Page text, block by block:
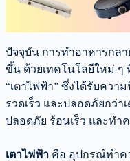
ปัจจุบัน การทำอาหารกลา
ขึ้น ด้วยเทคโนโลยีใหม่
“เตาไฟฟ้า” ซึ่งได้รับควา
รวดเร็ว และปลอดภัยกว่า
ปลอดภัย ร้อนเร็ว และทำ
เตาไฟฟ้า คือ อุปกรณ์ทำค